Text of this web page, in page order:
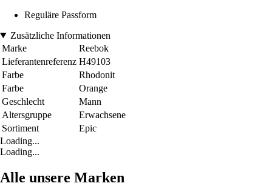
Reguläre Passform
Zusätzliche Informationen
Marke
Reebok
Lieferantenreferenz H49103
Farbe
Rhodonit
Farbe
Orange
Geschlecht
Mann
Altersgruppe
Erwachsene
Sortiment
Epic
Loading...
Loading...
Alle unsere Marken